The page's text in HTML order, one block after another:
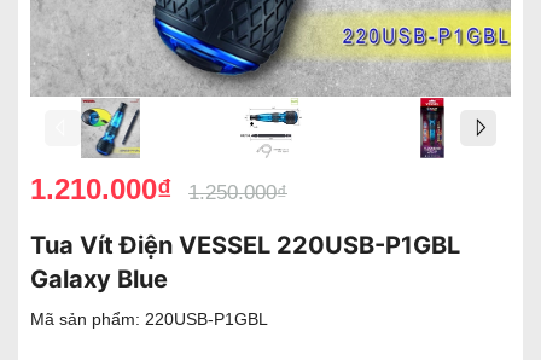
1.210.000₫ 1.250.000₫
Tua Vít Điện VESSEL 220USB-P1GBL
Galaxy Blue
Mã sản phẩm: 220USB-P1GBL